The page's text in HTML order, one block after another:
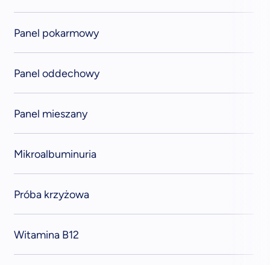
Panel pokarmowy
Panel oddechowy
Panel mieszany
Mikroalbuminuria
Próba krzyżowa
Witamina B12